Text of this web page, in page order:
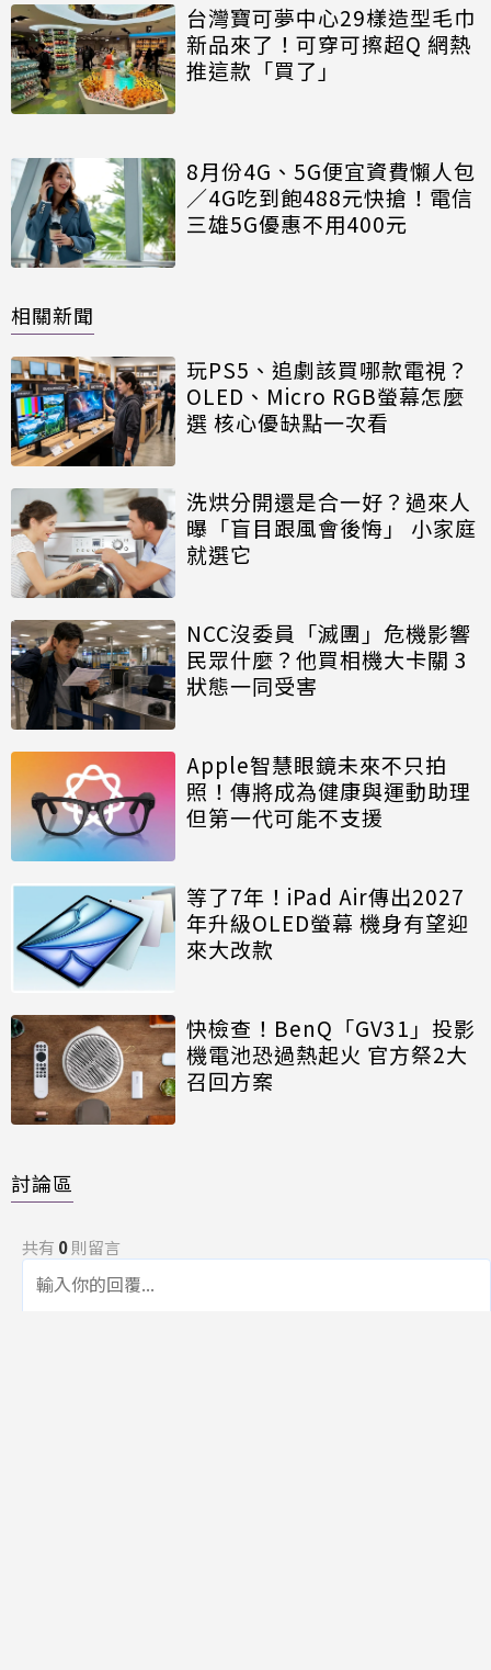
台灣寶可夢中心29樣造型毛巾
新品來了！可穿可擦超Q 網熱
推這款「買了」
8月份4G、5G便宜資費懶人包
／4G吃到飽488元快搶！電信
三雄5G優惠不用400元
相關新聞
玩PS5、追劇該買哪款電視？
OLED、Micro RGB螢幕怎麼
選 核心優缺點一次看
洗烘分開還是合一好？過來人
曝「盲目跟風會後悔」 小家庭
就選它
NCC沒委員「滅團」危機影響
民眾什麼？他買相機大卡關 3
狀態一同受害
Apple智慧眼鏡未來不只拍
照！傳將成為健康與運動助理
但第一代可能不支援
等了7年！iPad Air傳出2027
年升級OLED螢幕 機身有望迎
來大改款
快檢查！BenQ「GV31」投影
機電池恐過熱起火 官方祭2大
召回方案
討論區
共有 0則留言